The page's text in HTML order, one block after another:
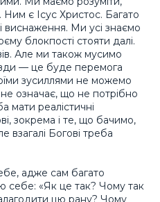
є Ісус Христос. Багато
виснаження. Ми усі знаємо
блокпості стояти далі.
Але ми також мусимо
— це буде перемога
зусиллями не можемо
означає, що не потрібно
мати реалістичні
зокрема і те, що бачимо,
взагалі Богові треба
адже сам багато
себе: «Як це так? Чому так
цю рану? Чому